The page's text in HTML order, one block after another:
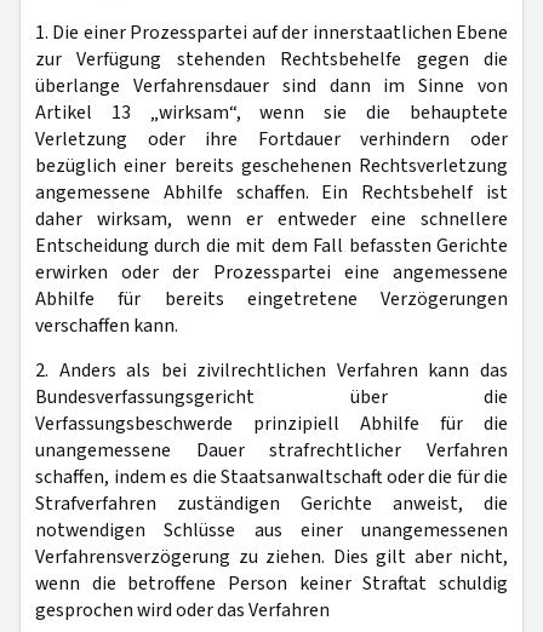
1. Die einer Prozesspartei auf der innerstaatlichen Ebene
zur Verfügung stehenden Rechtsbehelfe gegen die
überlange Verfahrensdauer sind dann im Sinne von
Artikel 13 „wirksam“, wenn sie die behauptete
Verletzung oder ihre Fortdauer verhindern oder
bezüglich einer bereits geschehenen Rechtsverletzung
angemessene Abhilfe schaffen. Ein Rechtsbehelf ist
daher wirksam, wenn er entweder eine schnellere
Entscheidung durch die mit dem Fall befassten Gerichte
erwirken oder der Prozesspartei eine angemessene
Abhilfe für bereits eingetretene Verzögerungen
verschaffen kann.
2. Anders als bei zivilrechtlichen Verfahren kann das
Bundesverfassungsgericht über die
Verfassungsbeschwerde prinzipiell Abhilfe für die
unangemessene Dauer strafrechtlicher Verfahren
schaffen, indem es die Staatsanwaltschaft oder die für die
Strafverfahren zuständigen Gerichte anweist, die
notwendigen Schlüsse aus einer unangemessenen
Verfahrensverzögerung zu ziehen. Dies gilt aber nicht,
wenn die betroffene Person keiner Straftat schuldig
gesprochen wird oder das Verfahren